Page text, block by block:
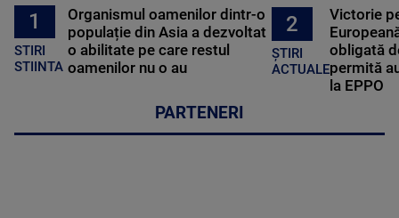
1
STIRI
STIINTA
Organismul oamenilor dintr-o
populație din Asia a dezvoltat
o abilitate pe care restul
oamenilor nu o au
2
ȘTIRI
ACTUALE
Victorie
obligată
permită
la EPPO
PARTENERI